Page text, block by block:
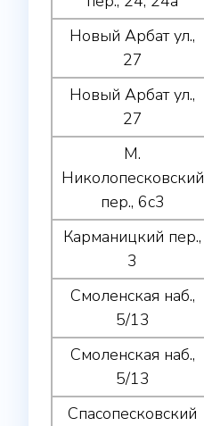
Новый Арбат ул.,
27
Новый Арбат ул.,
27
М.
Николопесковский
пер., 6с3
Карманицкий пер.,
3
Смоленская наб.,
5/13
Смоленская наб.,
5/13
Спасопесковский